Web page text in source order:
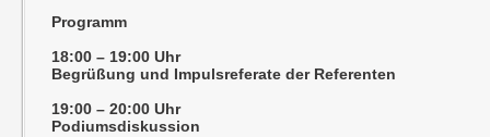
Programm
18:00 – 19:00 Uhr
Begrüßung und Impulsreferate der Referenten
19:00 – 20:00 Uhr
Podiumsdiskussion